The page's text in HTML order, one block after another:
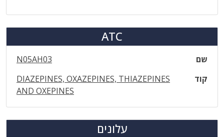
ATC
שם
N05AH03
קוד
DIAZEPINES, OXAZEPINES, THIAZEPINES
AND OXEPINES
עלונים